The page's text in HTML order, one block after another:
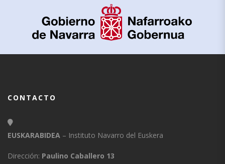
CONTACTO
EUSKARABIDEA – Instituto Navarro del Euskera
Dirección: Paulino Caballero 13